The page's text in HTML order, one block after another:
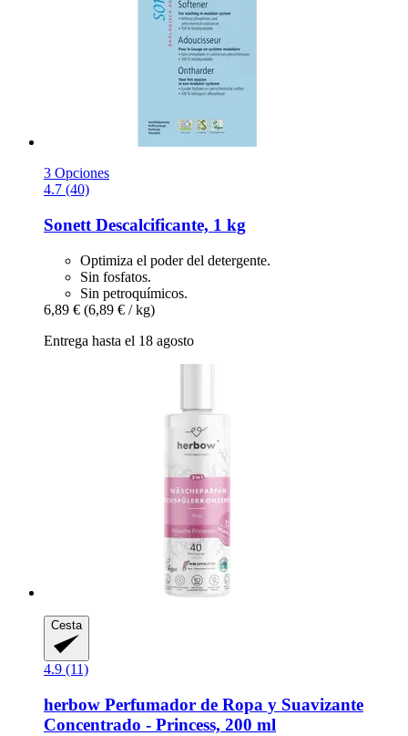
3 Opciones
4.7 (40)
Sonett Descalcificante, 1 kg
Optimiza el poder del detergente.
Sin fosfatos.
Sin petroquímicos.
6,89 € (6,89 € / kg)
Entrega hasta el 18 agosto
Cesta
4.9 (11)
herbow Perfumador de Ropa y Suavizante
Concentrado -​ Princess, 200 ml